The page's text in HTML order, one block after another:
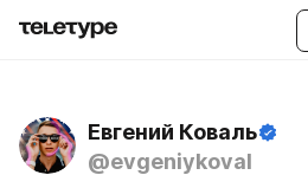
Евгений Коваль
@evgeniykoval